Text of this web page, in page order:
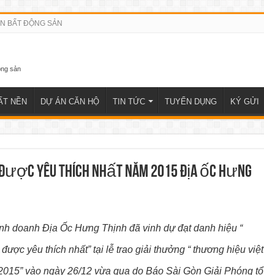
BẤT ĐỘNG SẢN
NỀN DỰ ÁN CĂN HỘ TIN TỨC TUYỂN DỤNG KÝ GỬI
yêu thích nhất năm 2015 địa ốc Hưng
doanh Địa Ốc Hưng Thịnh đã vinh dự đạt danh hiệu “
yêu thích nhất” tại lễ trao giải thưởng “ thương hiệu việt
vào ngày 26/12 vừa qua do Báo Sài Gòn Giải Phóng tổ